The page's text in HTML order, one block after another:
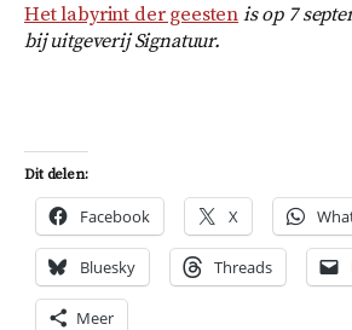
Het labyrint der geesten is op 7
bij uitgeverij Signatuur.
Dit delen:
Facebook X
Bluesky Threads
Meer